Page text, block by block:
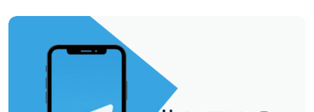
https://t.me/minskctvby